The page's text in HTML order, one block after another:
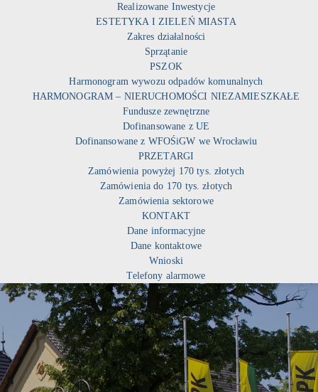
Realizowane Inwestycje
ESTETYKA I ZIELEŃ MIASTA
Zakres działalności
Sprzątanie
PSZOK
Harmonogram wywozu odpadów komunalnych
HARMONOGRAM – NIERUCHOMOŚCI NIEZAMIESZKAŁE
Fundusze zewnętrzne
Dofinansowane z UE
Dofinansowane z WFOŚiGW we Wrocławiu
PRZETARGI
Zamówienia powyżej 170 tys. złotych
Zamówienia do 170 tys. złotych
Zamówienia sektorowe
KONTAKT
Dane informacyjne
Dane kontaktowe
Wnioski
Telefony alarmowe